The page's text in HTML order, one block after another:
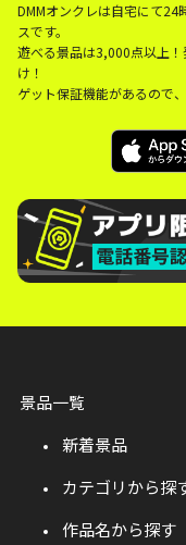
DMMオンクレは自宅にて
スです。
遊べる景品は3,000点以上
け！
ゲット保証機能があるので
景品一覧
新着景品
カテゴリから探
作品名から探す